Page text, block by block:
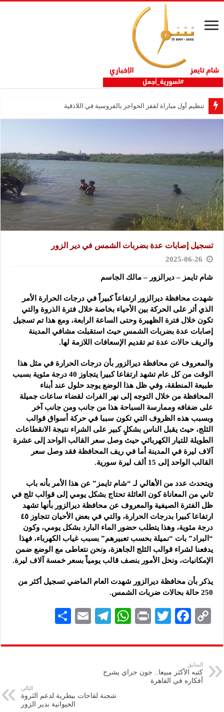
تنظيم أول مباراة لقفز الحواجز بالفروسية في اللاذقية
تسجيل إصابات عدة بضربات الشمس في دير الزور
2025-06-26
شام تايمز – ديرالزور – مالك الجاسم
شهدت محافظة ديرالزور ارتفاعاً كبيراً في درجات الحرارة الأمر
الذي أثر على الحركة بين الأحياء بخاصة خلال فترة الذروة والتي
تكون خلال فترة الظهيرة وحتى الساعة الرابعة، ومع هذا تم تسجيل
إصابات عدة بضربات الشمس حيث استقبلت مشافي المدينة
والريف حالات عدة تم تقديم الإسعافات اللازمة لها.
والمعروف عن محافظة ديرالزور بأن درجات الحرارة في مثل هذا
الوقت من كل عام تشهد ارتفاعا كبيرا يتجاوز 40 درجة مئوية بسبب
طبيعة المنطقة، وفي ظل هذا الوضع يوجد حلول عند أبناء
المحافظة من خلال التوجه إلى نهر الفرات لقضاء ساعات جميلة
على ضفافه وممارسة السباحة هذا من جانب ومن جانب آخر
وبسبب هذه الظروف التي تكون سببا في حركة أسواق قوالب
الثلج، حيث يقبل الناس بشكلٍ كبير على الشراء نتيجة الانقطاعات
الطويلة للتيار الكهربائي حيث وصل سعر القالب الواحد إلى عشرة
آلاف ليرة في المدينة أما في ريف المحافظة فقد وصل سعر
القالب الواحد إلى 15 ألف ليرة سورية.
ويتحدث عدد من الأهالي لـ “شام تايمز” عن هذا الأمر بأنه باب
ثاني من المعاناة كون العائلة تحتاج بشكل يومي إلى قوالب ثلج في
ظل الفترة الصيفية والمعروف عن محافظة ديرالزور بأنها تشهد
ارتفاعا كبيرا بدرجات الحرارة، والتي في بعض الأحيان تتجاوز ٤٥
درجة مئوية، وهذا يتطلب حضور الماء البارد بشكل يومي، وكون
“البراد” بات “نميلة بحسب تعبيرهم” بسبب غياب الكهرباء، فهذا
يدفعنا لشراء قوالب الثلج الجاهزة، ونحن نتعاطى مع الوضع ضمن
الإمكانيات، ونحل الأمور بنصف قالب يومياً بسعر خمسة آلاف ليرة.
يذكر بأن محافظة ديرالزور شهدت العام الماضي تسجيل أكثر من
250 حالة بحالات ضربات الشمس.
C
p
y
Li
F
eb
k
T
tt
P
nt
W
at
A
p
Te
gr
E
ai
ar
السابق
كتبه الأكثر مبيعا.. جون جراي يشرح
أفكاره في القاهرة
التالي
شحنة لقاحات بيطرية لدعم الثروة
الحيوانية بدير الزور